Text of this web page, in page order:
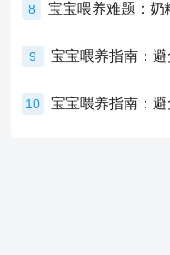
8
9 宝宝喂养指南：
10 宝宝喂养指南：